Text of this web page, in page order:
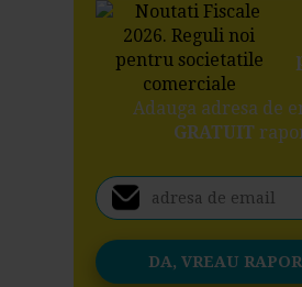
Adauga adresa de
GRATUIT